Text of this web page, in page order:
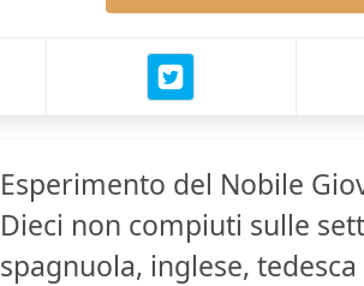
Esperimento del Nobile
Dieci non compiuti sulle
spagnuola, inglese,